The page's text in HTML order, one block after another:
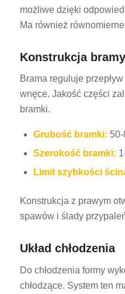
możliwe dzięki
Ma również
Konstrukcja bramy
Brama reguluje
wnęce. Jakość części
bramki.
Grubość bramki:
Szerokość bramki:
Limit szybkości
Konstrukcja z prawym
spawów i ślady
Układ chłodzenia
Do chłodzenia formy
chłodzące. System ten